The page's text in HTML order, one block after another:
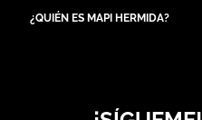
¿QUIÉN ES MAPI HERMIDA?